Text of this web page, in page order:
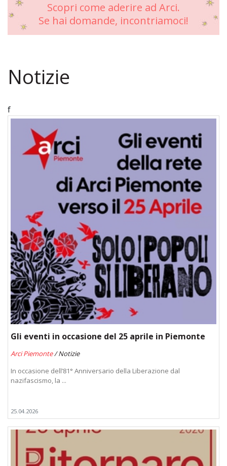
Scopri come aderire ad Arci.
Se hai domande, incontriamoci!
Notizie
f
Gli eventi in occasione del 25 aprile in Piemonte
Arci Piemonte/ Notizie
In occasione dell’81° Anniversario della Liberazione dal
nazifascismo, la ...
25.04.2026